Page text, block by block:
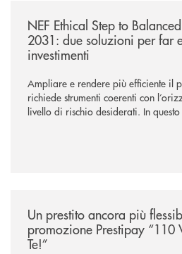
NEF Ethical Step to
2031: due soluzioni per far
investimenti
Ampliare e rendere più efficiente il
richiede strumenti coerenti con
livello di rischio desiderati. In
soluzioni tra loro complementari,
Un prestito ancora più
promozione Prestipay “110
Te!”